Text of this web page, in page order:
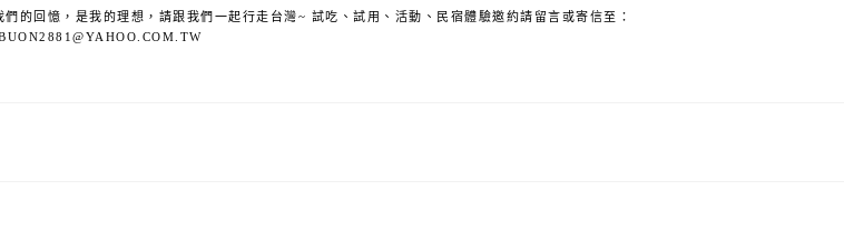
的回憶，是我的理想，請跟我們一起行走台灣~ 試吃、試用、活動、民宿體驗邀約請留言或寄信至：